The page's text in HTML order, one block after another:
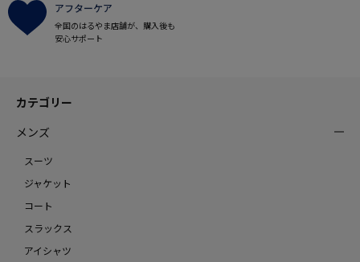
アフターケア
全国のはるやま店舗が、購入後も
安心サポート
カテゴリー
メンズ
スーツ
ジャケット
コート
スラックス
アイシャツ